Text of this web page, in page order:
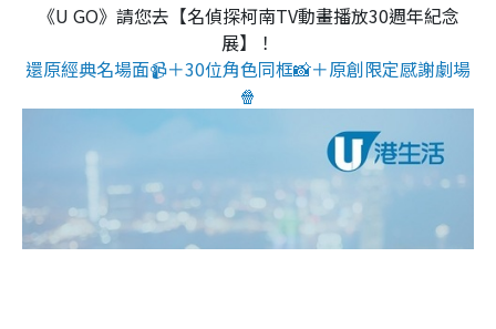
《U GO》請您去【名偵探柯南TV動畫播放30週年紀念
展】！
還原經典名場面📹＋30位角色同框📸＋原創限定感謝劇場
🍿